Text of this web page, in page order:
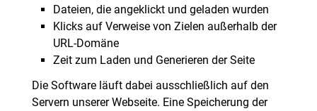
Dateien, die angeklickt und geladen wurden
Klicks auf Verweise von Zielen außerhalb der
URL-Domäne
Zeit zum Laden und Generieren der Seite
Die Software läuft dabei ausschließlich auf den
Servern unserer Webseite. Eine Speicherung der